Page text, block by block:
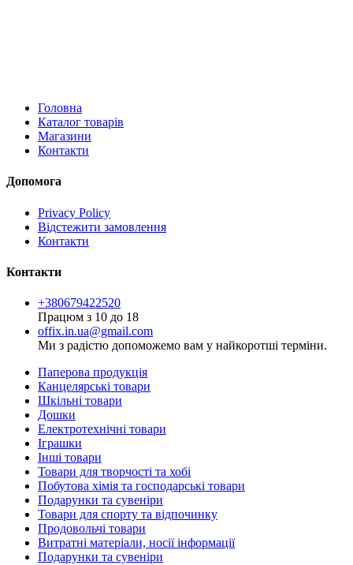
Головна
Каталог товарів
Магазини
Контакти
Допомога
Privacy Policy
Відстежити замовлення
Контакти
Контакти
+380679422520
Працюм з 10 до 18
offix.in.ua@gmail.com
Ми з радістю допоможемо вам у найкоротші терміни.
Паперова продукція
Канцелярські товари
Шкільні товари
Дошки
Електротехнічні товари
Іграшки
Інші товари
Товари для творчості та хобі
Побутова хімія та господарські товари
Подарунки та сувеніри
Товари для спорту та відпочинку
Продовольчі товари
Витратні матеріали, носії інформації
Подарунки та сувеніри